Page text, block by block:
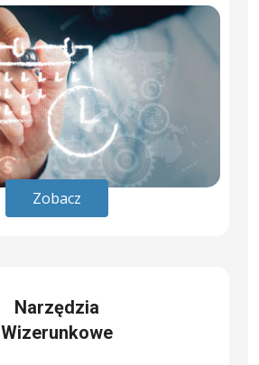
Zobacz
Narzędzia
Wizerunkowe